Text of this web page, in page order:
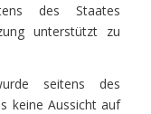
des Staates
unterstützt zu
seitens des
keine Aussicht auf